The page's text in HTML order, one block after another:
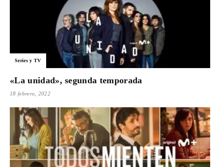
Series y TV
«La unidad», segunda temporada
18 febrero, 2022